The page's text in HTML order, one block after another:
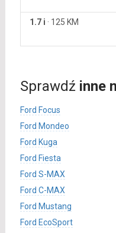
1.7 i · 125 KM
Sprawdź inne
Ford Focus
Ford Mondeo
Ford Kuga
Ford Fiesta
Ford S-MAX
Ford C-MAX
Ford Mustang
Ford EcoSport